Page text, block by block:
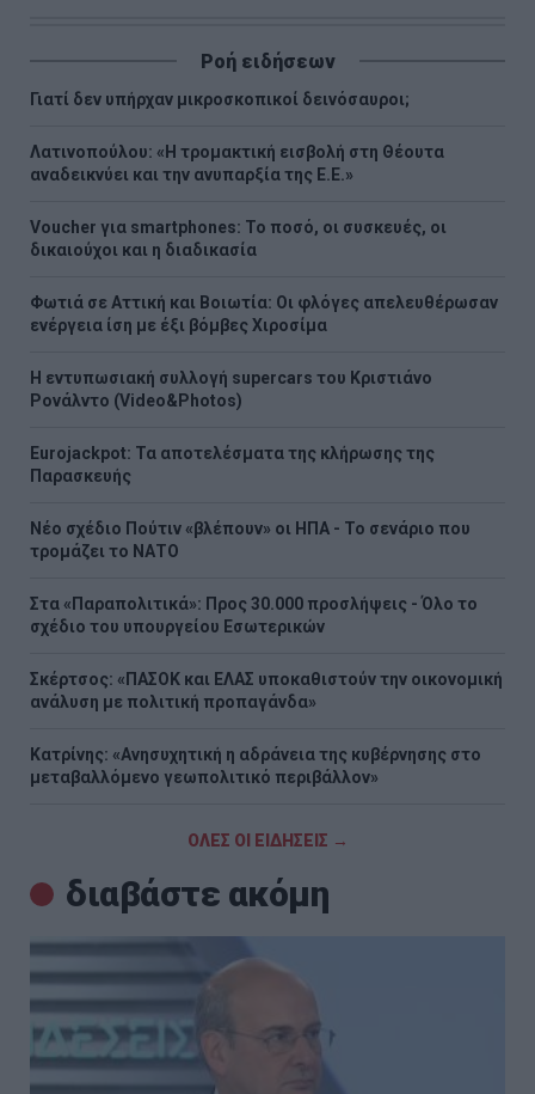
Ροή ειδήσεων
Γιατί δεν υπήρχαν μικροσκοπικοί δεινόσαυροι;
Λατινοπούλου: «Η τρομακτική εισβολή στη Θέουτα
αναδεικνύει και την ανυπαρξία της Ε.Ε.»
Voucher για smartphones: Το ποσό, οι συσκευές, οι
δικαιούχοι και η διαδικασία
Φωτιά σε Αττική και Βοιωτία: Οι φλόγες απελευθέρωσαν
ενέργεια ίση με έξι βόμβες Χιροσίμα
H εντυπωσιακή συλλογή supercars του Κριστιάνο
Ρονάλντο (Video&Photos)
Eurojackpot: Τα αποτελέσματα της κλήρωσης της
Παρασκευής
Νέο σχέδιο Πούτιν «βλέπουν» οι ΗΠΑ - Το σενάριο που
τρομάζει το ΝΑΤΟ
Στα «Παραπολιτικά»: Προς 30.000 προσλήψεις - Όλο το
σχέδιο του υπουργείου Εσωτερικών
Σκέρτσος: «ΠΑΣΟΚ και ΕΛΑΣ υποκαθιστούν την οικονομική
ανάλυση με πολιτική προπαγάνδα»
Κατρίνης: «Ανησυχητική η αδράνεια της κυβέρνησης στο
μεταβαλλόμενο γεωπολιτικό περιβάλλον»
ΟΛΕΣ ΟΙ ΕΙΔΗΣΕΙΣ →
διαβάστε ακόμη